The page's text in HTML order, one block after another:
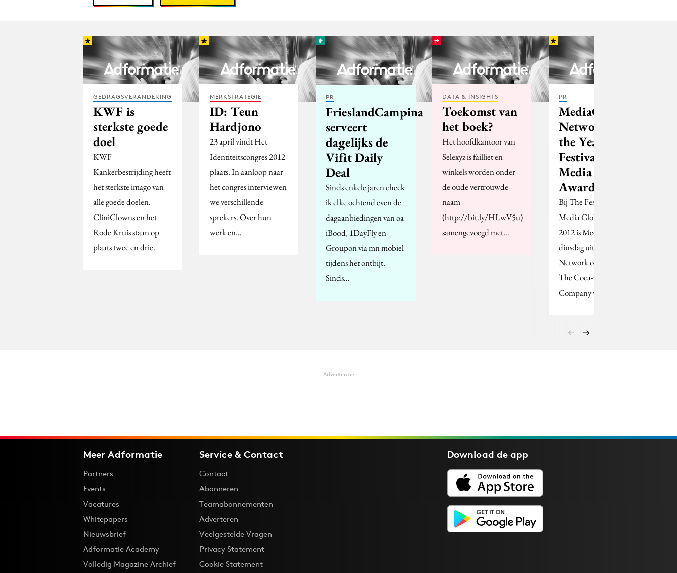
GEDRAGSVERANDERING
KWF is
sterkste goede
doel
KWF
Kankerbestrijding heeft
het sterkste imago van
alle goede doelen.
CliniClowns en het
Rode Kruis staan op
plaats twee en drie.
MERKSTRATEGIE
ID: Teun
Hardjono
23 april vindt Het
Identiteitscongres 2012
plaats. In aanloop naar
het congres interviewen
we verschillende
sprekers. Over hun
werk en…
PR
FrieslandCampina
serveert
dagelijks de
Vifit Daily
Deal
Sinds enkele jaren check
ik elke ochtend even de
dagaanbiedingen van oa
iBood, 1DayFly en
Groupon via mn mobiel
tijdens het ontbijt.
Sinds…
DATA & INSIGHTS
Toekomst van
het boek?
Het hoofdkantoor van
Selexyz is failliet en
winkels worden onder
de oude vertrouwde
naam
(http://bit.ly/HLwV5u)
samengevoegd met…
PR
MediaCom
Network of
the Year bij
Festival of
Media Global
Awards
Bij The Festival of
Media Global Awards
2012 is MediaCom
dinsdag uitgeroepen tot
Network of the Year.
The Coca-Cola
Company werd…
Advertentie
Meer Adformatie
Partners
Events
Vacatures
Whitepapers
Nieuwsbrief
Adformatie Academy
Volledig Magazine Archief
Service & Contact
Contact
Abonneren
Teamabonnementen
Adverteren
Veelgestelde Vragen
Privacy Statement
Cookie Statement
Download deapp